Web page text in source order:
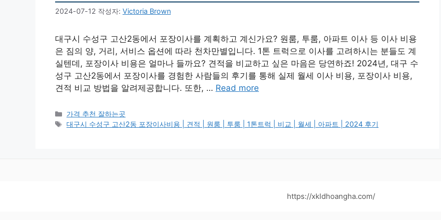
2024-07-12 작성자: Victoria Brown
대구시 수성구 고산2동에서 포장이사를 계획하고 계신가요? 원룸, 투룸, 아파트 이사 등 이사 비용
은 짐의 양, 거리, 서비스 옵션에 따라 천차만별입니다. 1톤 트럭으로 이사를 고려하시는 분들도 계
실텐데, 포장이사 비용은 얼마나 들까요? 견적을 비교하고 싶은 마음은 당연하죠! 2024년, 대구 수
성구 고산2동에서 포장이사를 경험한 사람들의 후기를 통해 실제 월세 이사 비용, 포장이사 비용,
견적 비교 방법을 알려제공합니다. 또한, … Read more
카
테
가격 추천 잘하는곳
태
대구시 수성구 고산2동 포장이사비용 | 견적 | 원룸 | 투룸 | 1톤트럭 | 비교 | 월세 | 아파트 | 2024 후기
https://xkldhoangha.com/